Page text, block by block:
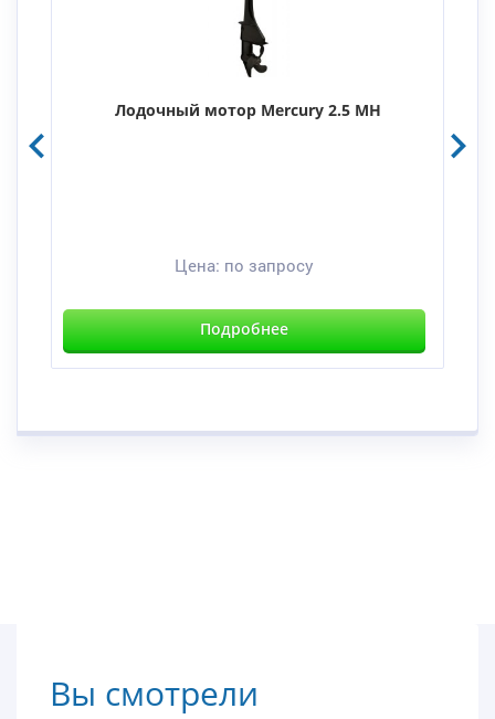
Лодочный мотор Mercury 2.5 MH
Цена: по запросу
Подробнее
Вы смотрели